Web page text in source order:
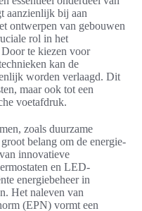
aanzienlijk bij aan
ontwerpen van gebouwen
rol in het
te kiezen voor
kan de
worden verlaagd. Dit
maar ook tot een
voetafdruk.
zoals duurzame
belang om de energie-
innovatieve
en LED-
energiebeheer in
Het naleven van
(EPN) vormt een